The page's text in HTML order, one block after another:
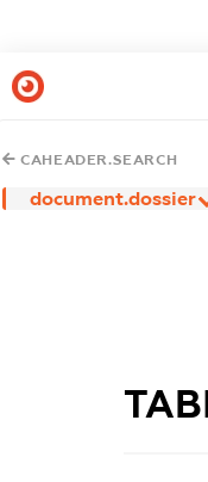
CAHEADER.SEARCH
document.dossier